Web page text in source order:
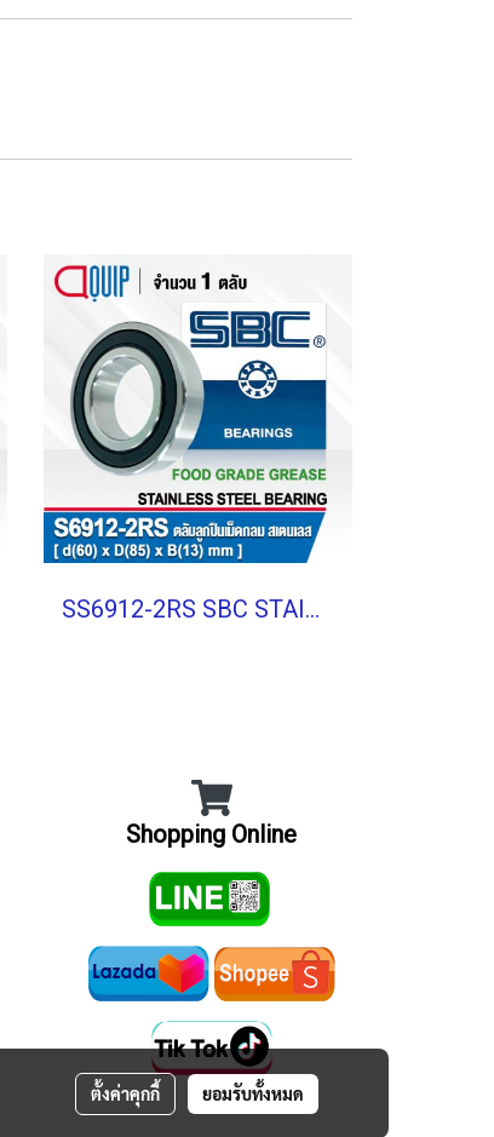
SS6912-2RS SBC STAINLESS BALL BEARING Shield Type
Shopping Online
ตั้งค่าคุกกี้ ยอมรับทั้งหมด